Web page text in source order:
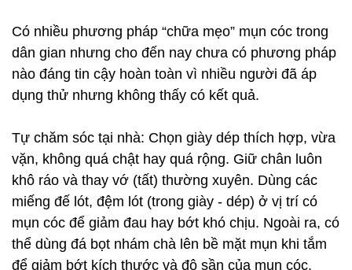
Có nhiều phương pháp “chữa mẹo” mụn cóc trong
dân gian nhưng cho đến nay chưa có phương pháp
nào đáng tin cậy hoàn toàn vì nhiều người đã áp
dụng thử nhưng không thấy có kết quả.
Tự chăm sóc tại nhà: Chọn giày dép thích hợp, vừa
vặn, không quá chật hay quá rộng. Giữ chân luôn
khô ráo và thay vớ (tất) thường xuyên. Dùng các
miếng đế lót, đệm lót (trong giày - dép) ở vị trí có
mụn cóc để giảm đau hay bớt khó chịu. Ngoài ra, có
thể dùng đá bọt nhám chà lên bề mặt mụn khi tắm
để giảm bớt kích thước và độ sần của mụn cóc.